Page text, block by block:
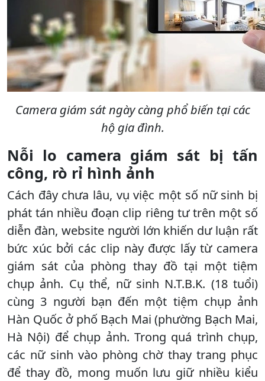
Camera giám sát ngày càng phổ biến tại các
hộ gia đình.
Nỗi lo camera giám sát bị tấn
công, rò rỉ hình ảnh
Cách đây chưa lâu, vụ việc một số nữ sinh bị
phát tán nhiều đoạn clip riêng tư trên một số
diễn đàn, website người lớn khiến dư luận rất
bức xúc bởi các clip này được lấy từ camera
giám sát của phòng thay đồ tại một tiệm
chụp ảnh. Cụ thể, nữ sinh N.T.B.K. (18 tuổi)
cùng 3 người bạn đến một tiệm chụp ảnh
Hàn Quốc ở phố Bạch Mai (phường Bạch Mai,
Hà Nội) để chụp ảnh. Trong quá trình chụp,
các nữ sinh vào phòng chờ thay trang phục
để thay đồ, mong muốn lưu giữ nhiều kiểu